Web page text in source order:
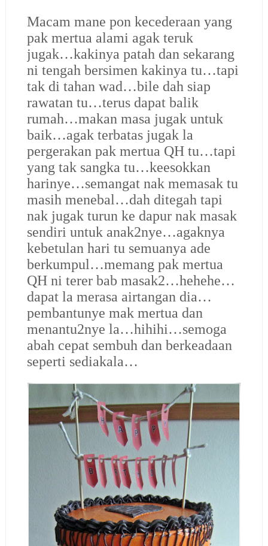
Macam mane pon kecederaan yang
pak mertua alami agak teruk
jugak…kakinya patah dan sekarang
ni tengah bersimen kakinya tu…tapi
tak di tahan wad…bile dah siap
rawatan tu…terus dapat balik
rumah…makan masa jugak untuk
baik…agak terbatas jugak la
pergerakan pak mertua QH tu…tapi
yang tak sangka tu…keesokkan
harinye…semangat nak memasak tu
masih menebal…dah ditegah tapi
nak jugak turun ke dapur nak masak
sendiri untuk anak2nye…agaknya
kebetulan hari tu semuanya ade
berkumpul…memang pak mertua
QH ni terer bab masak2…hehehe…
dapat la merasa airtangan dia…
pembantunye mak mertua dan
menantu2nye la…hihihi…semoga
abah cepat sembuh dan berkeadaan
seperti sediakala…